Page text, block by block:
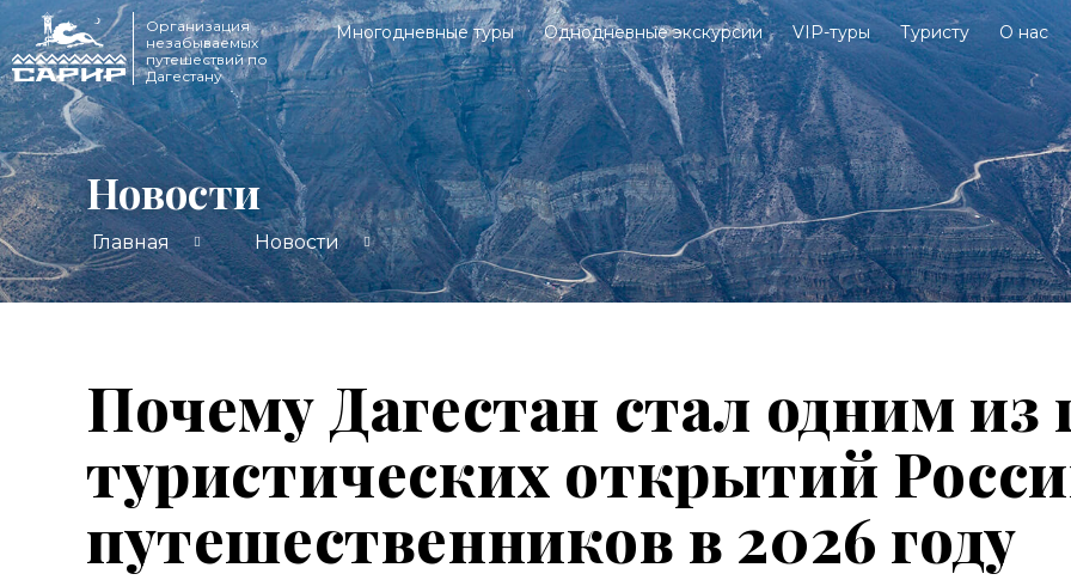
Организация
незабываемых
путешествий по
Дагестану
Многодневные туры Однодневные экскурсии VIP-туры Туристу О нас
Новости
Главная Новости
Почему Дагестан стал одним из
туристических открытий
путешественников в 2026 году